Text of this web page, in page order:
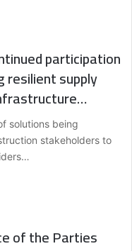
participation
resilient supply
solutions being
stakeholders to
of the Parties